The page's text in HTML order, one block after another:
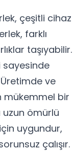
çeşitli cihaz
farklı
taşıyabilir.
sayesinde
ve
mükemmel bir
uzun ömürlü
uygundur,
çalışır.